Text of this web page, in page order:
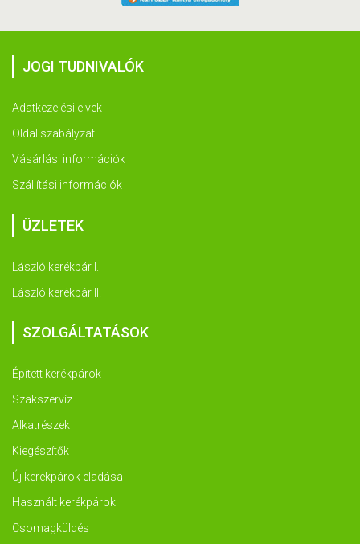
JOGI TUDNIVALÓK
Adatkezelési elvek
Oldal szabályzat
Vásárlási információk
Szállítási információk
ÜZLETEK
László kerékpár I.
László kerékpár II.
SZOLGÁLTATÁSOK
Épített kerékpárok
Szakszervíz
Alkatrészek
Kiegészítők
Új kerékpárok eladása
Használt kerékpárok
Csomagküldés